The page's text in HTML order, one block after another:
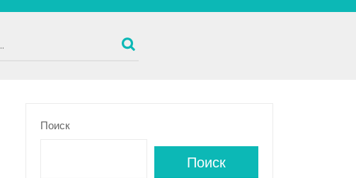
Поиск
Поиск